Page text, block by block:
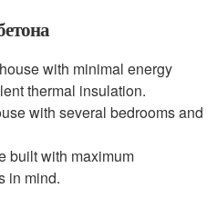
with minimal energy
thermal insulation.
with several bedrooms and
built with maximum
in mind.